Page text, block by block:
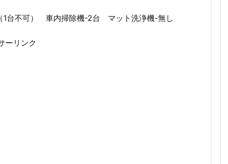
1台不可） 車内掃除機-2台 マット洗浄機-無し
ーリンク